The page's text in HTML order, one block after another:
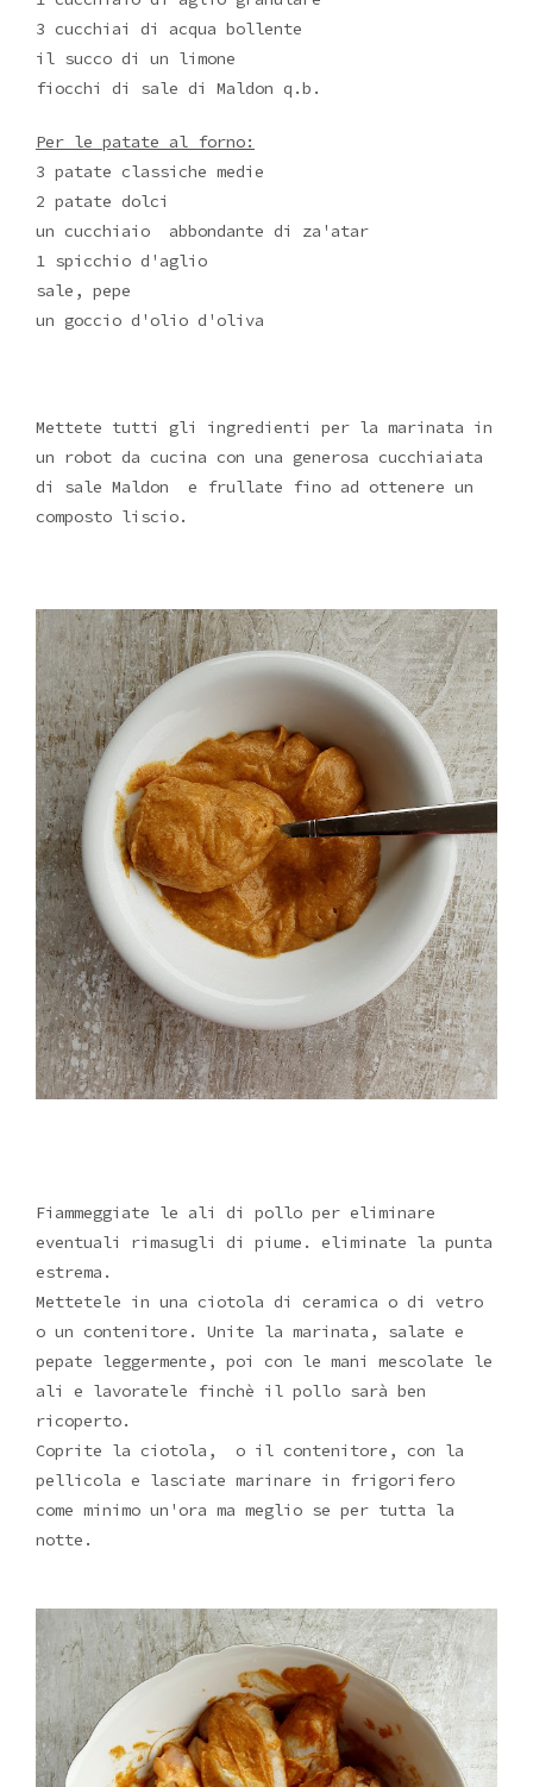
3 cucchiai di acqua bollente
il succo di un limone
fiocchi di sale di Maldon q.b.
Per le patate al forno:
3 patate classiche medie
2 patate dolci
un cucchiaio abbondante di za'atar
1 spicchio d'aglio
sale, pepe
un goccio d'olio d'oliva
Mettete tutti gli ingredienti per la marinata in
un robot da cucina con una generosa cucchiaiata
di sale Maldon e frullate fino ad ottenere un
composto liscio.
Fiammeggiate le ali di pollo per eliminare
eventuali rimasugli di piume. eliminate la punta
estrema.
Mettetele in una ciotola di ceramica o di vetro
o un contenitore. Unite la marinata, salate e
pepate leggermente, poi con le mani mescolate le
ali e lavoratele finchè il pollo sarà ben
ricoperto.
Coprite la ciotola, o il contenitore, con la
pellicola e lasciate marinare in frigorifero
come minimo un'ora ma meglio se per tutta la
notte.